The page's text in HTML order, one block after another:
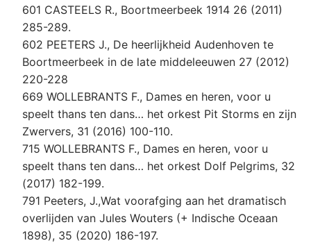
601 CASTEELS R., Boortmeerbeek 1914 26 (2011)
285-289.
602 PEETERS J., De heerlijkheid Audenhoven te
Boortmeerbeek in de late middeleeuwen 27 (2012)
220-228
669 WOLLEBRANTS F., Dames en heren, voor u
speelt thans ten dans… het orkest Pit Storms en zijn
Zwervers, 31 (2016) 100-110.
715 WOLLEBRANTS F., Dames en heren, voor u
speelt thans ten dans… het orkest Dolf Pelgrims, 32
(2017) 182-199.
791 Peeters, J.,Wat voorafging aan het dramatisch
overlijden van Jules Wouters (+ Indische Oceaan
1898), 35 (2020) 186-197.